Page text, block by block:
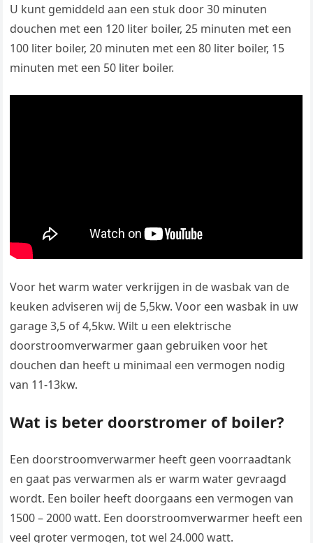
U kunt gemiddeld aan een stuk door 30 minuten
douchen met een 120 liter boiler, 25 minuten met een
100 liter boiler, 20 minuten met een 80 liter boiler, 15
minuten met een 50 liter boiler.
Voor het warm water verkrijgen in de wasbak van de
keuken adviseren wij de 5,5kw. Voor een wasbak in uw
garage 3,5 of 4,5kw. Wilt u een elektrische
doorstroomverwarmer gaan gebruiken voor het
douchen dan heeft u minimaal een vermogen nodig
van 11-13kw.
Wat is beter doorstromer of boiler?
Een doorstroomverwarmer heeft geen voorraadtank
en gaat pas verwarmen als er warm water gevraagd
wordt. Een boiler heeft doorgaans een vermogen van
1500 – 2000 watt. Een doorstroomverwarmer heeft een
veel groter vermogen, tot wel 24.000 watt.